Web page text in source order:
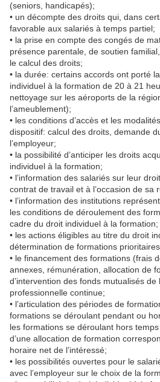
(seniors, handicapés);
• un décompte des droits qui, dans
favorable aux salariés à temps partiel;
• la prise en compte des congés de
présence parentale, de soutien
le calcul des droits;
• la durée: certains accords ont porté
individuel à la formation de 20 à 21
nettoyage sur les aéroports de la
l’ameublement);
• les conditions d’accès et les
dispositif: calcul des droits, demande
l’employeur;
• la possibilité d’anticiper les droits
individuel à la formation;
• l’information des salariés sur leur
contrat de travail et à l’occasion de sa
• l’information des institutions
les conditions de déroulement des
cadre du droit individuel à la formation;
• les actions éligibles au titre du droit
détermination de formations
• le financement des formations (frais
annexes, rémunération, allocation de
d’intervention des fonds mutualisés de
professionnelle continue;
• l’articulation des périodes de
formations se déroulant pendant ou
les formations se déroulant hors
d’une allocation de formation
horaire net de l’intéressé;
• les possibilités ouvertes pour le
avec l’employeur sur le choix de la